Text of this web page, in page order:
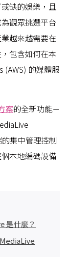
缺的娛樂，且
觀眾挑選平台
越來越需要在
包含如何在本
(AWS) 的媒體服
案的全新功能－
集中管理控制
本地編碼設備
是什麼？